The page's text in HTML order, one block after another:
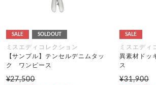
SALE SOLDOUT
ミスエディコレクション
【サンプル】テンセルデニムタッ
ク ワンピース
¥27,500
SALE
ミスエディ
異素材ドッ
ス
¥31,900